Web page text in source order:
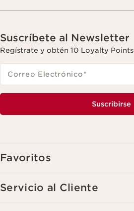
Suscríbete al Newsletter
Regístrate y obtén 10 Loyalty Points
Correo Electrónico*
Suscribirse
Favoritos
Servicio al Cliente